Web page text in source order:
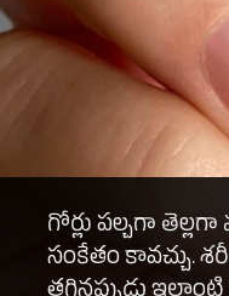
గోర్లు పల్చగా
సంకేతం కావచ్చు.